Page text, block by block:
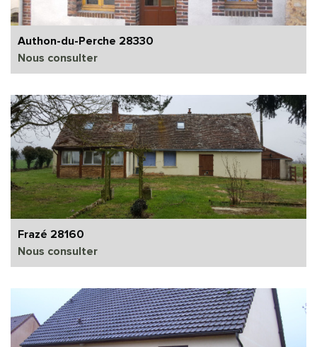
Authon-du-Perche 28330
Nous consulter
Frazé 28160
Nous consulter